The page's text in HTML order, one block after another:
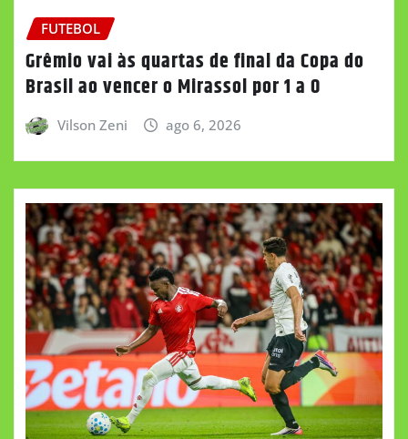
FUTEBOL
Grêmio vai às quartas de final da Copa do
Brasil ao vencer o Mirassol por 1 a 0
Vilson Zeni ago 6, 2026